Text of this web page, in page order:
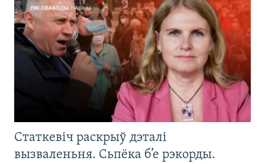
Статкевіч раскрыў дэталі
вызваленьня. Сьпёка б’е рэкорды.